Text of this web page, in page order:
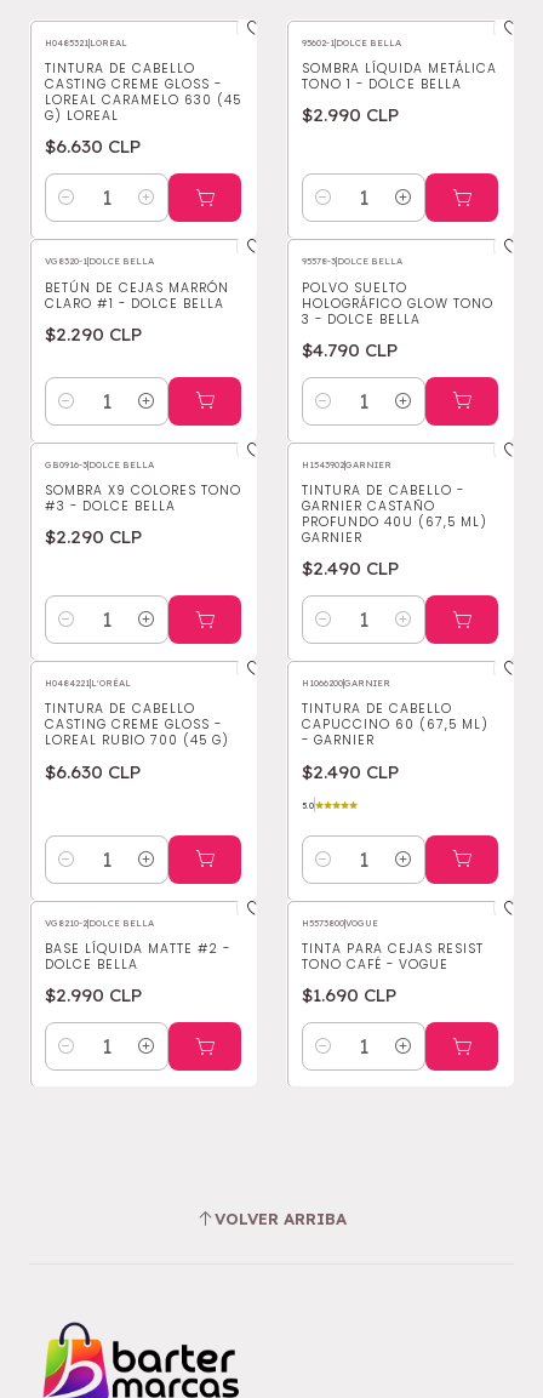
H0485321|LOREAL
TINTURA DE CABELLO
CASTING CREME GLOSS -
LOREAL CARAMELO 630 (45
G) LOREAL
$6.630 CLP
Cantidad
95602-1|DOLCE BELLA
SOMBRA LÍQUIDA METÁLICA
TONO 1 - DOLCE BELLA
$2.990 CLP
Cantidad
VG8320-1|DOLCE BELLA
BETÚN DE CEJAS MARRÓN
CLARO #1 - DOLCE BELLA
$2.290 CLP
Cantidad
95578-3|DOLCE BELLA
POLVO SUELTO
HOLOGRÁFICO GLOW TONO
3 - DOLCE BELLA
$4.790 CLP
Cantidad
GB0916-3|DOLCE BELLA
SOMBRA X9 COLORES TONO
#3 - DOLCE BELLA
$2.290 CLP
Cantidad
H1543902|GARNIER
TINTURA DE CABELLO -
GARNIER CASTAÑO
PROFUNDO 40U (67,5 ML)
GARNIER
$2.490 CLP
Cantidad
H0484221|L'ORÉAL
TINTURA DE CABELLO
CASTING CREME GLOSS -
LOREAL RUBIO 700 (45 G)
$6.630 CLP
Cantidad
H1066200|GARNIER
TINTURA DE CABELLO
CAPUCCINO 60 (67,5 ML)
- GARNIER
$2.490 CLP
5.0
Cantidad
VG8210-2|DOLCE BELLA
BASE LÍQUIDA MATTE #2 -
DOLCE BELLA
$2.990 CLP
Cantidad
H5573800|VOGUE
TINTA PARA CEJAS RESIST
TONO CAFÉ - VOGUE
$1.690 CLP
Cantidad
VOLVER ARRIBA